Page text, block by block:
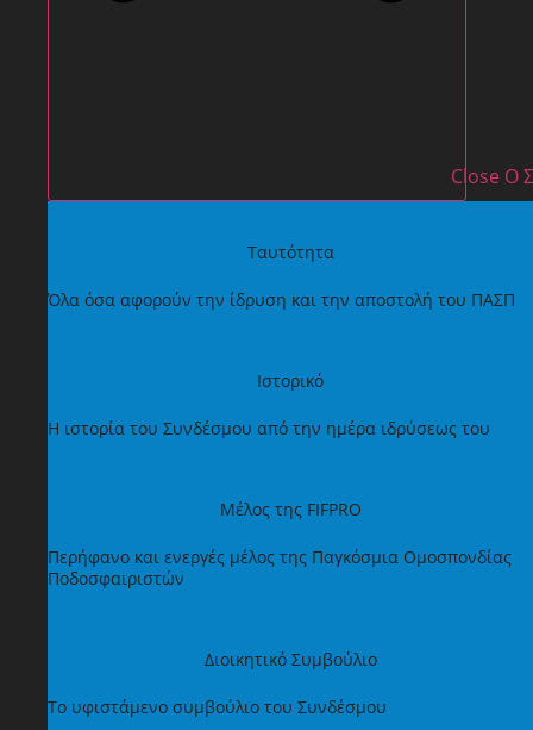
Close Ο
Ταυτότητα
Όλα όσα αφορούν την ίδρυση και την αποστολή του ΠΑΣΠ
Ιστορικό
Η ιστορία του Συνδέσμου από την ημέρα ιδρύσεως του
Μέλος της FIFPRO
Περήφανο και ενεργές μέλος της Παγκόσμια Ομοσπονδίας
Ποδοσφαιριστών
Διοικητικό Συμβούλιο
Το υφιστάμενο συμβούλιο του Συνδέσμου